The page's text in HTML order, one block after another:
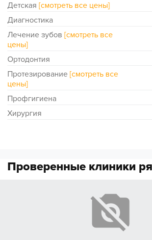
Детская [смотреть все цены]
Диагностика
Лечение зубов [смотреть все
цены]
Ортодонтия
Протезирование [смотреть все
цены]
Профгигиена
Хирургия
Проверенные клиники